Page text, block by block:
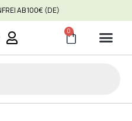
AB 100€ (DE)
0